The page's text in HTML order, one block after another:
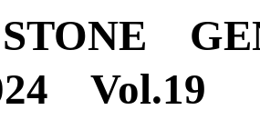
Vol.19